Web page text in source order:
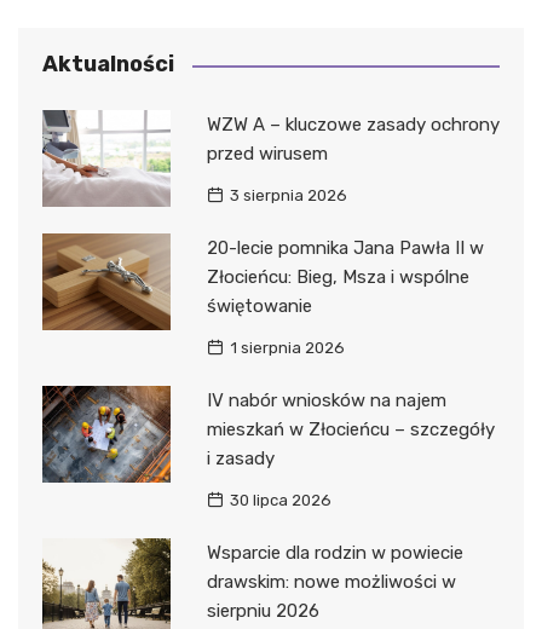
Aktualności
WZW A – kluczowe zasady ochrony
przed wirusem
3 sierpnia 2026
20-lecie pomnika Jana Pawła II w
Złocieńcu: Bieg, Msza i wspólne
świętowanie
1 sierpnia 2026
IV nabór wniosków na najem
mieszkań w Złocieńcu – szczegóły
i zasady
30 lipca 2026
Wsparcie dla rodzin w powiecie
drawskim: nowe możliwości w
sierpniu 2026